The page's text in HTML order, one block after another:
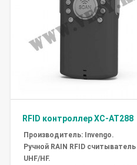
RFID контроллер XC-AT288
Производитель: Invengo.
Ручной RAIN RFID считыватель
UHF/HF.